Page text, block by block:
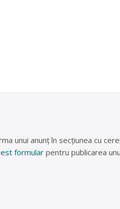
unui anunț în secțiunea cu
formularpentru publicarea